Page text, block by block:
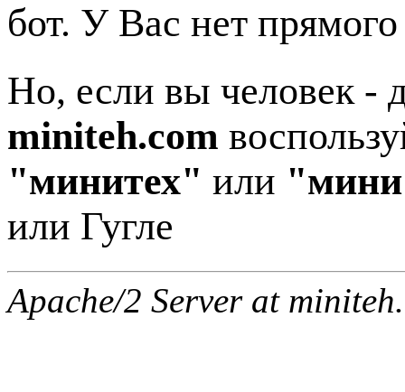
бот. У Вас нет
Но, если вы человек -
miniteh.com
"минитех" или "мини
или Гугле
Apache/2 Server at